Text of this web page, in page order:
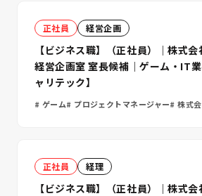
正社員 経営企画
【ビジネス職】（正社員）｜株式
経営企画室 室長候補｜ゲーム・IT
ャリテック】
ゲーム プロジェクトマネージャー 株式
正社員 経理
【ビジネス職】（正社員）｜株式